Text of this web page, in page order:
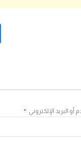
البريد الإلكتروني *